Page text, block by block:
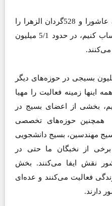
ما در حوزه دفاعی 2053 گردان عاشورا و 528گردان الزهرا را
داریم که اگر مجموعه آنها را حساب کنیم، در حدود 5/1 میلیون
می‌بینیم که حدود 12 میلیون بسیجی در حوزه‌های دیگر
اینها زمینه فعالیت را مهیا
بخشی از اعضای بسیج در
همچنین حوزه‌های تخصصی
مهندسین، بسیج دانشجویی
از نخبگان ما حتی در
نقش ایفا می‌کنند. بخش
فعالیت می‌کنند و عده‌ای
دارند.